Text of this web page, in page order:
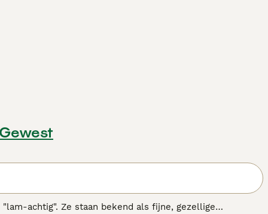
achtig". Ze staan bekend als fijne, gezellige